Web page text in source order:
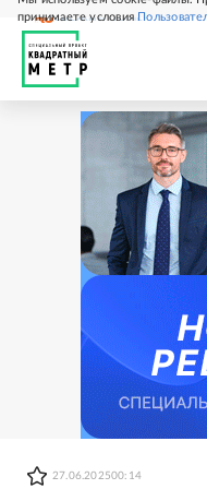
принимаете условия
СВЕЖИЙ НОМЕР
27.06.202500:14